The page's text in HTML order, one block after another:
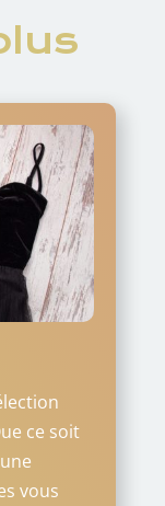
ce soit
vous